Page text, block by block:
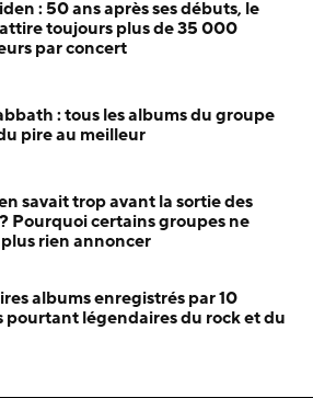
: 50 ans après ses débuts, le
toujours plus de 35 000
par concert
: tous les albums du groupe
pire au meilleur
savait trop avant la sortie des
Pourquoi certains groupes ne
rien annoncer
albums enregistrés par 10
pourtant légendaires du rock et du